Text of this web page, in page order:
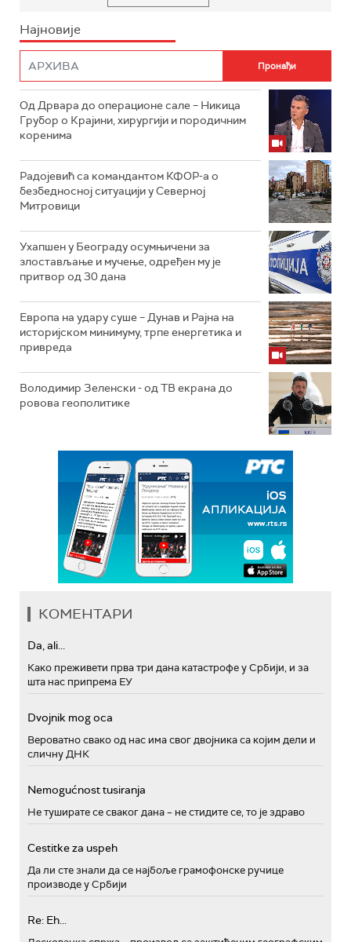
Најновије
Од Дрвара до операционе сале – Никица
Грубор о Крајини, хирургији и породичним
коренима
Радојевић са командантом КФОР-а о
безбедносној ситуацији у Северној
Митровици
Ухапшен у Београду осумњичени за
злостављање и мучење, одређен му је
притвор од 30 дана
Европа на удару суше – Дунав и Рајна на
историјском минимуму, трпе енергетика и
привреда
Володимир Зеленски - од ТВ екрана до
ровова геополитике
КОМЕНТАРИ
Da, ali...
Како преживети прва три дана катастрофе у Србији, и за
шта нас припрема ЕУ
Dvojnik mog oca
Вероватно свако од нас има свог двојника са којим дели и
сличну ДНК
Nemogućnost tusiranja
Не туширате се сваког дана – не стидите се, то је здраво
Cestitke za uspeh
Да ли сте знали да се најбоље грамофонске ручице
производе у Србији
Re: Eh...